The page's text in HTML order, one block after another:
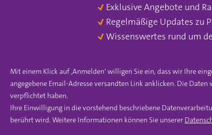
Exklusive Angebote und
Regelmäßige Updates zu
Wissenswertes rund um
Mit einem Klick auf ‚Anmelden‘ willigen Sie ein, dass wir Ihre
angegebene Email-Adresse versandten Link anklicken. Die
verpflichtet haben.
Ihre Einwilligung in die vorstehend beschriebene
berührt wird. Weitere Informationen können Sie unserer